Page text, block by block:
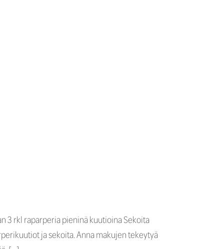
3 rkl raparperia pieninä kuutioina Sekoita
ja sekoita. Anna makujen tekeytyä